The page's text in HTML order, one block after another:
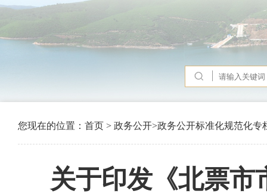
您现在的位置： 首页 > 政务公开>政务公开标准化规范化专
关于印发《北票市